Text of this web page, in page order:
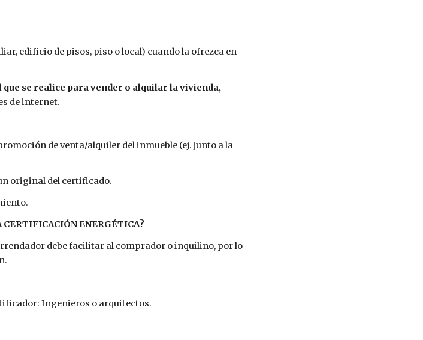
edificio de pisos, piso o local) cuando la ofrezca en
se realice para vender o alquilar la vivienda,
de internet.
de venta/alquiler del inmueble (ej. junto a la
original del certificado.
CERTIFICACIÓN ENERGÉTICA?
debe facilitar al comprador o inquilino, por lo
Ingenieros o arquitectos.